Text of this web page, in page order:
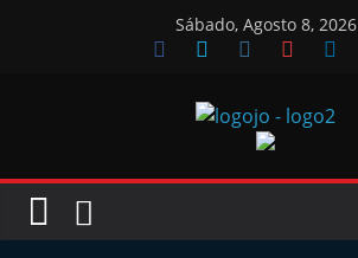
Sábado, Agosto 8, 2026
Jornal